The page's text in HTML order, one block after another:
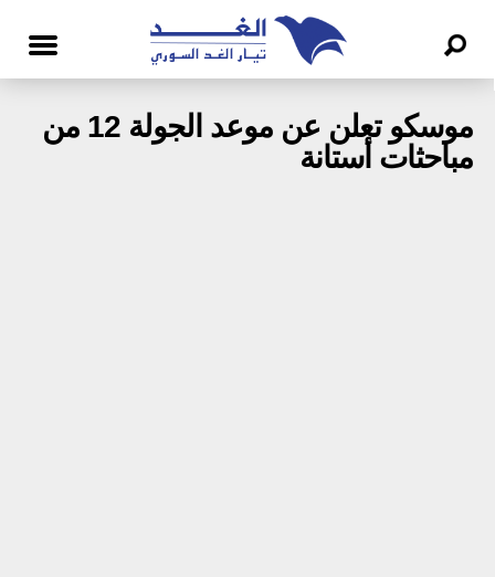
موسكو تعلن عن موعد الجولة 12 من
مباحثات أستانة